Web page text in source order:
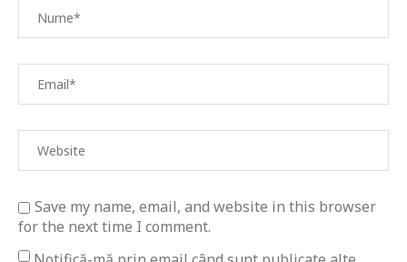
Save my name, email, and website in this browser
for the next time I comment.